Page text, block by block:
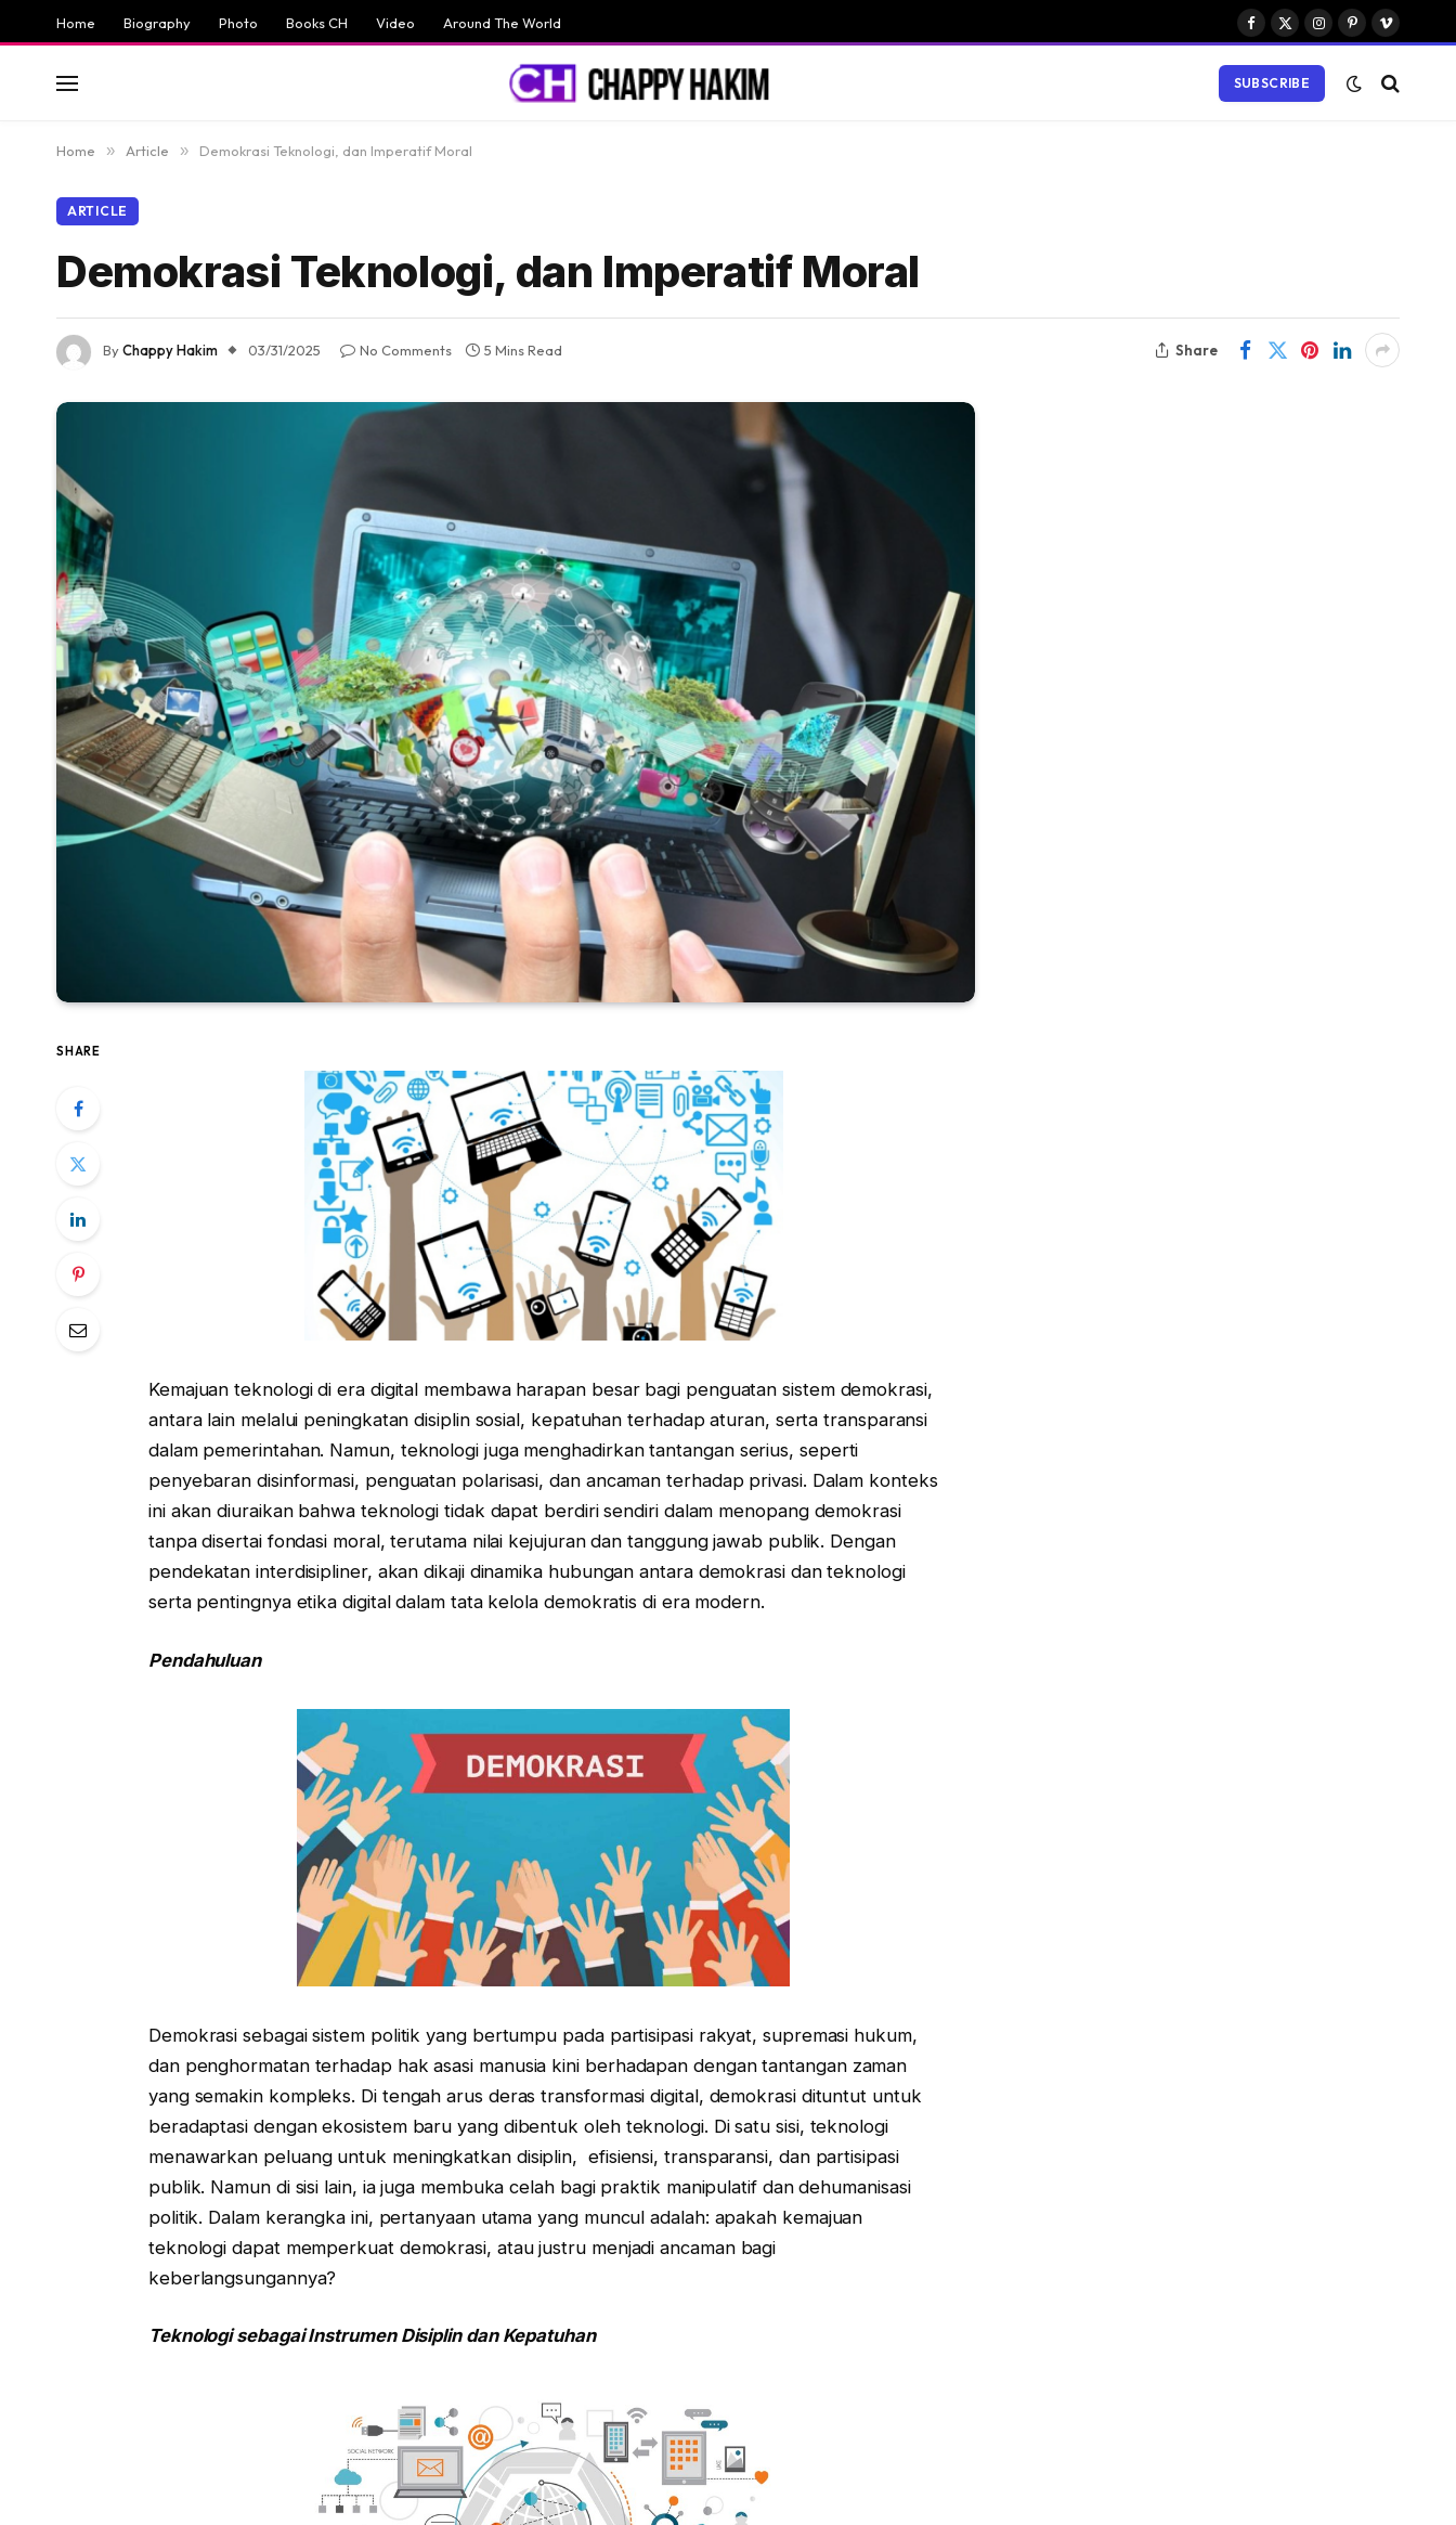
Home Biography Photo Books CH Video Around The World
Facebook
X
Instagram
PinterestVimeo
SUBSCRIBE
Home » Article » Demokrasi Teknologi, dan Imperatif Moral
ARTICLE
Demokrasi Teknologi, dan Imperatif Moral
ByChappy Hakim 03/31/2025 No Comments 5 Mins Read Share
SHARE
Kemajuan teknologi di era digital membawa harapan besar bagi penguatan sistem demokrasi,
antara lain melalui peningkatan disiplin sosial, kepatuhan terhadap aturan, serta transparansi
dalam pemerintahan. Namun, teknologi juga menghadirkan tantangan serius, seperti
penyebaran disinformasi, penguatan polarisasi, dan ancaman terhadap privasi. Dalam konteks
ini akan diuraikan bahwa teknologi tidak dapat berdiri sendiri dalam menopang demokrasi
tanpa disertai fondasi moral, terutama nilai kejujuran dan tanggung jawab publik. Dengan
pendekatan interdisipliner, akan dikaji dinamika hubungan antara demokrasi dan teknologi
serta pentingnya etika digital dalam tata kelola demokratis di era modern.
Pendahuluan
Demokrasi sebagai sistem politik yang bertumpu pada partisipasi rakyat, supremasi hukum,
dan penghormatan terhadap hak asasi manusia kini berhadapan dengan tantangan zaman
yang semakin kompleks. Di tengah arus deras transformasi digital, demokrasi dituntut untuk
beradaptasi dengan ekosistem baru yang dibentuk oleh teknologi. Di satu sisi, teknologi
menawarkan peluang untuk meningkatkan disiplin, efisiensi, transparansi, dan partisipasi
publik. Namun di sisi lain, ia juga membuka celah bagi praktik manipulatif dan dehumanisasi
politik. Dalam kerangka ini, pertanyaan utama yang muncul adalah: apakah kemajuan
teknologi dapat memperkuat demokrasi, atau justru menjadi ancaman bagi
keberlangsungannya?
Teknologi sebagai Instrumen Disiplin dan Kepatuhan